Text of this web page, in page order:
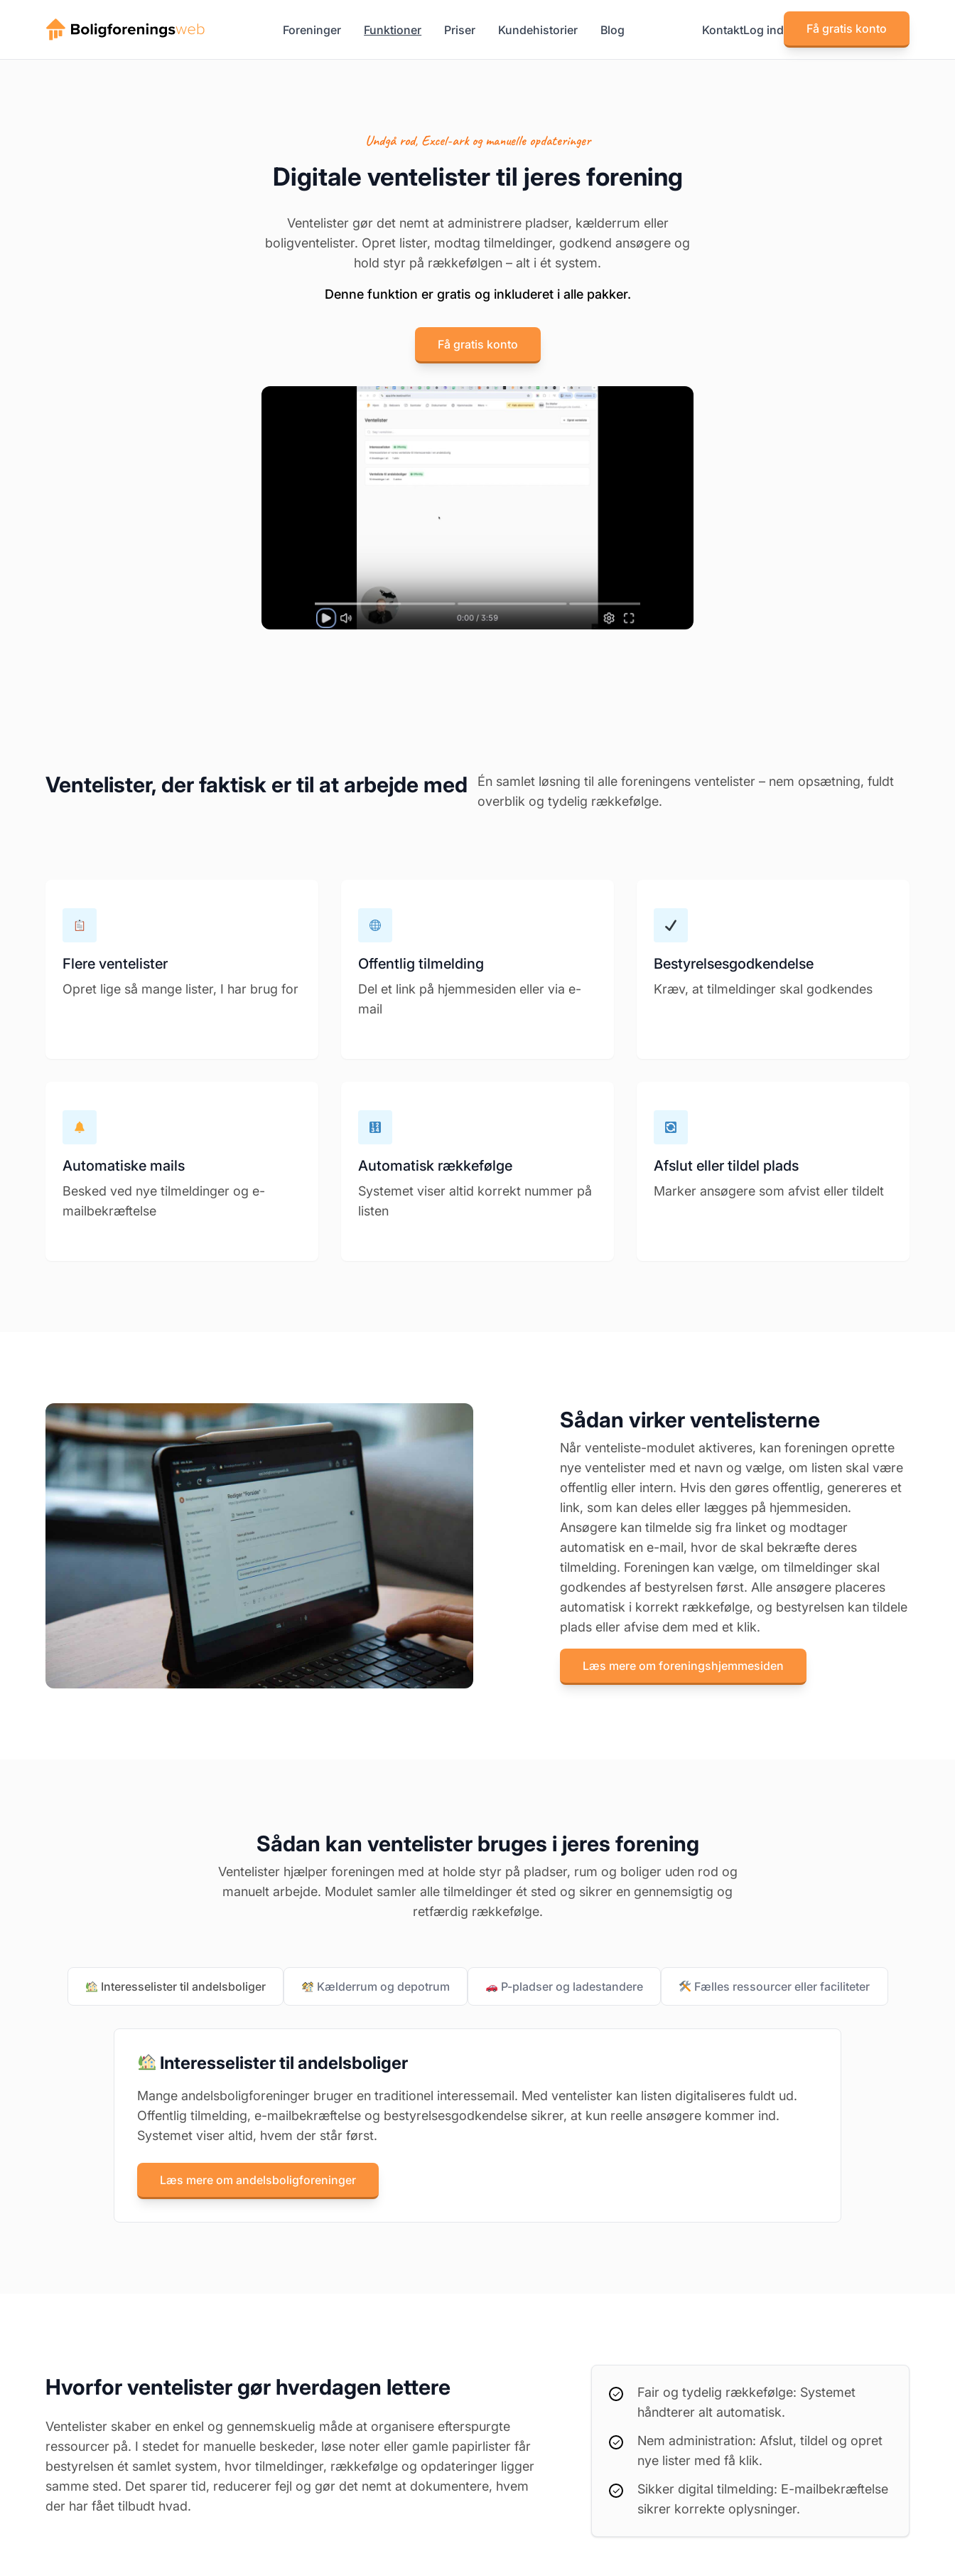
Foreninger Funktioner Priser Kundehistorier Blog KontaktLog ind Få gratis konto
Undgå rod, Excel-ark og manuelle opdateringer
Digitale ventelister til jeres forening
Ventelister gør det nemt at administrere pladser, kælderrum eller
boligventelister. Opret lister, modtag tilmeldinger, godkend ansøgere og
hold styr på rækkefølgen – alt i ét system.
Denne funktion er gratis og inkluderet i alle pakker.
Få gratis konto
Ventelister, der faktisk er til at arbejde med
Én samlet løsning til alle foreningens ventelister – nem opsætning, fuldt
overblik og tydelig rækkefølge.
Flere ventelister
Opret lige så mange lister, I har brug for
Offentlig tilmelding
Del et link på hjemmesiden eller via e-
mail
Bestyrelsesgodkendelse
Kræv, at tilmeldinger skal godkendes
Automatiske mails
Besked ved nye tilmeldinger og e-
mailbekræftelse
Automatisk rækkefølge
Systemet viser altid korrekt nummer på
listen
Afslut eller tildel plads
Marker ansøgere som afvist eller tildelt
Sådan virker ventelisterne
Når venteliste-modulet aktiveres, kan foreningen oprette
nye ventelister med et navn og vælge, om listen skal være
offentlig eller intern. Hvis den gøres offentlig, genereres et
link, som kan deles eller lægges på hjemmesiden.
Ansøgere kan tilmelde sig fra linket og modtager
automatisk en e-mail, hvor de skal bekræfte deres
tilmelding. Foreningen kan vælge, om tilmeldinger skal
godkendes af bestyrelsen først. Alle ansøgere placeres
automatisk i korrekt rækkefølge, og bestyrelsen kan tildele
plads eller afvise dem med et klik.
Læs mere om foreningshjemmesiden
Sådan kan ventelister bruges i jeres forening
Ventelister hjælper foreningen med at holde styr på pladser, rum og boliger uden rod og
manuelt arbejde. Modulet samler alle tilmeldinger ét sted og sikrer en gennemsigtig og
retfærdig rækkefølge.
Interesselister til andelsboliger Kælderrum og depotrum P-pladser og ladestandere Fælles ressourcer eller faciliteter
Interesselister til andelsboliger
Mange andelsboligforeninger bruger en traditionel interessemail. Med ventelister kan listen digitaliseres fuldt ud.
Offentlig tilmelding, e-mailbekræftelse og bestyrelsesgodkendelse sikrer, at kun reelle ansøgere kommer ind.
Systemet viser altid, hvem der står først.
Læs mere om andelsboligforeninger
Hvorfor ventelister gør hverdagen lettere
Ventelister skaber en enkel og gennemskuelig måde at organisere efterspurgte
ressourcer på. I stedet for manuelle beskeder, løse noter eller gamle papirlister får
bestyrelsen ét samlet system, hvor tilmeldinger, rækkefølge og opdateringer ligger
samme sted. Det sparer tid, reducerer fejl og gør det nemt at dokumentere, hvem
der har fået tilbudt hvad.
Fair og tydelig rækkefølge: Systemet
håndterer alt automatisk.
Nem administration: Afslut, tildel og opret
nye lister med få klik.
Sikker digital tilmelding: E-mailbekræftelse
sikrer korrekte oplysninger.